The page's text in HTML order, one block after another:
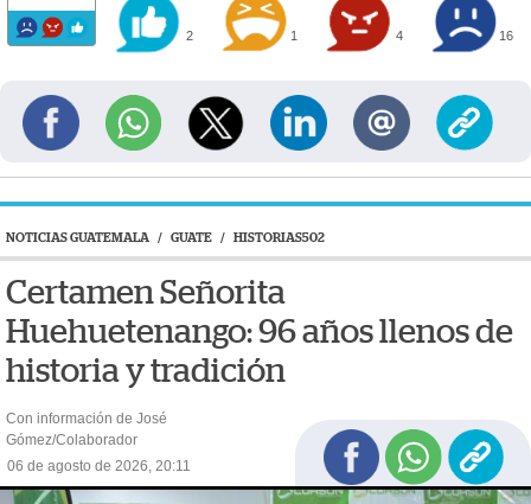
2 1 4 16
NOTICIAS GUATEMALA / GUATE / HISTORIAS502
Certamen Señorita
Huehuetenango: 96 años llenos de
historia y tradición
Con información de José
Gómez/Colaborador
06 de agosto de 2026, 20:11